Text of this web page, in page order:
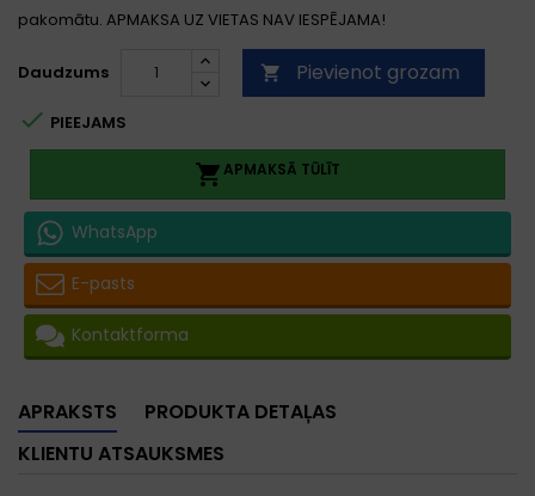
pakomātu. APMAKSA UZ VIETAS NAV IESPĒJAMA!
Daudzums  Pievienot grozam
 PIEEJAMS
APMAKSĀ TŪLĪT
WhatsApp
E-pasts
Kontaktforma
APRAKSTS
PRODUKTA DETAĻAS
KLIENTU ATSAUKSMES